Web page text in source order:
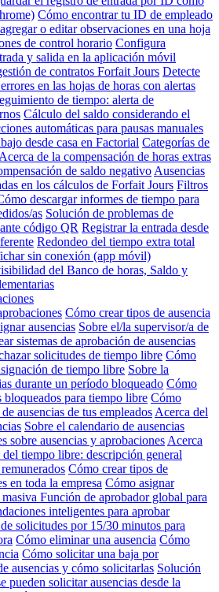
Cómo encontrar tu ID de empleado
o editar observaciones en una hoja
de control horario Configura
y salida en la aplicación móvil
de contratos Forfait Jours Detecte
en las hojas de horas con alertas
de tiempo: alerta de
Cálculo del saldo considerando el
automáticas para pausas manuales
desde casa en Factorial Categorías de
Acerca de la compensación de horas extras
de saldo negativo Ausencias
en los cálculos de Forfait Jours Filtros
descargar informes de tiempo para
as Solución de problemas de
código QR Registrar la entrada desde
Redondeo del tiempo extra total
sin conexión (app móvil)
del Banco de horas, Saldo y
Cómo crear tipos de ausencia
ausencias Sobre el/la supervisor/a de
sistemas de aprobación de ausencias
solicitudes de tiempo libre Cómo
de tiempo libre Sobre la
durante un período bloqueado Cómo
para tiempo libre Cómo
ausencias de tus empleados Acerca del
Sobre el calendario de ausencias
sobre ausencias y aprobaciones Acerca
tiempo libre: descripción general
Cómo crear tipos de
en toda la empresa Cómo asignar
Función de aprobador global para
inteligentes para aprobar
solicitudes por 15/30 minutos para
Cómo eliminar una ausencia Cómo
Cómo solicitar una baja por
ausencias y cómo solicitarlas Solución
pueden solicitar ausencias desde la